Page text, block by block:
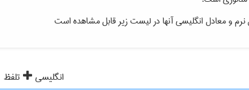
نرمو معادل انگلیسی آنها در لیست زیر قابل مشاهده است
انگلیسی
تلفظ